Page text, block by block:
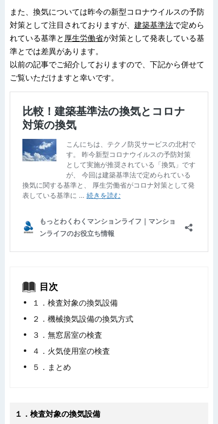
また、換気については昨今の新型コロナウイルスの予防
対策として注目されておりますが、 建築基準法で定めら
れている基準と 厚生労働省が対策として発表している基
準とでは差異があります。
以前の記事でご紹介しておりますので、下記から併せて
ご覧いただけますと幸いです。
目次
１．検査対象の換気設備
２．機械換気設備の換気方式
３．無窓居室の検査
４．火気使用室の検査
５．まとめ
１．検査対象の換気設備